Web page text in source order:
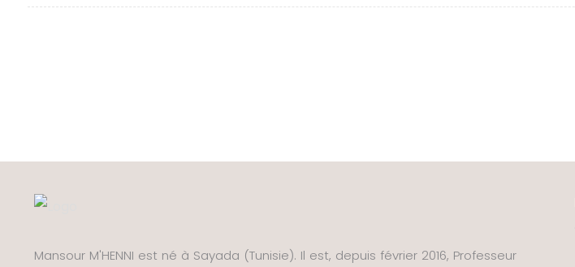
Mansour M'HENNI est né à Sayada (Tunisie). Il est, depuis février 2016, Professeur